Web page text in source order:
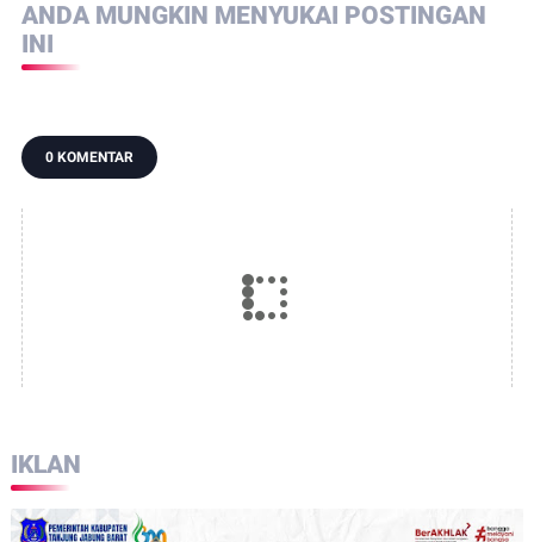
ANDA MUNGKIN MENYUKAI POSTINGAN
INI
0 KOMENTAR
IKLAN